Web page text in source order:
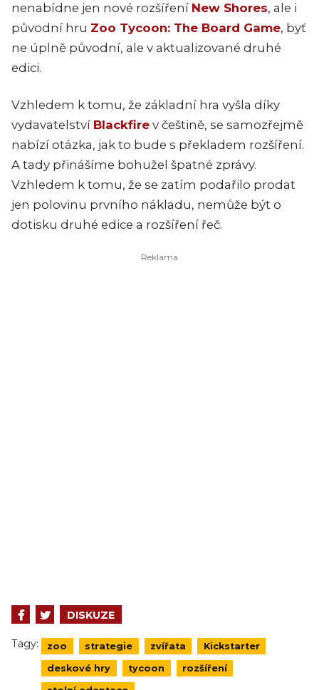
nenabídne jen nové rozšíření New Shores, ale i
původní hru Zoo Tycoon: The Board Game, byť
ne úplně původní, ale v aktualizované druhé
edici.
Vzhledem k tomu, že základní hra vyšla díky
vydavatelství Blackfire v češtině, se samozřejmě
nabízí otázka, jak to bude s překladem rozšíření.
A tady přinášíme bohužel špatné zprávy.
Vzhledem k tomu, že se zatím podařilo prodat
jen polovinu prvního nákladu, nemůže být o
dotisku druhé edice a rozšíření řeč.
DISKUZE
Tagy: zoo strategie zvířata Kickstarter
deskové hry tycoon rozšíření